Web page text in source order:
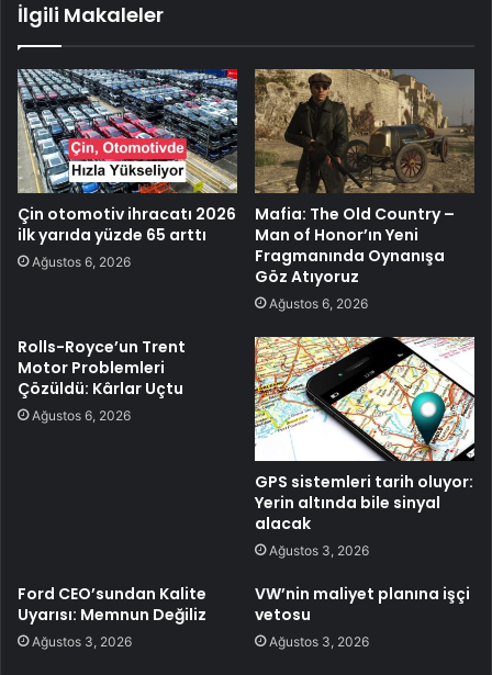
İlgili Makaleler
Çin otomotiv ihracatı 2026
ilk yarıda yüzde 65 arttı
Ağustos 6, 2026
Mafia: The Old Country –
Man of Honor’ın Yeni
Fragmanında Oynanışa
Göz Atıyoruz
Ağustos 6, 2026
Rolls-Royce’un Trent
Motor Problemleri
Çözüldü: Kârlar Uçtu
Ağustos 6, 2026
GPS sistemleri tarih oluyor:
Yerin altında bile sinyal
alacak
Ağustos 3, 2026
Ford CEO’sundan Kalite
Uyarısı: Memnun Değiliz
Ağustos 3, 2026
VW’nin maliyet planına işçi
vetosu
Ağustos 3, 2026